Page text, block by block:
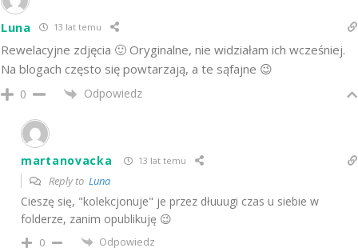
Luna 13 lat temu
Rewelacyjne zdjęcia 🙂 Oryginalne, nie widziałam ich wcześniej.
Na blogach często się powtarzają, a te sąfajne 😉
0 Odpowiedz
martanovacka 13 lat temu
Reply to Luna
Cieszę się, "kolekcjonuje" je przez dłuuugi czas u siebie w
folderze, zanim opublikuję 😉
0 Odpowiedz